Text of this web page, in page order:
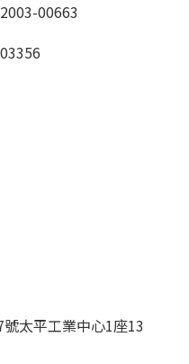
00663
太平工業中心1座13